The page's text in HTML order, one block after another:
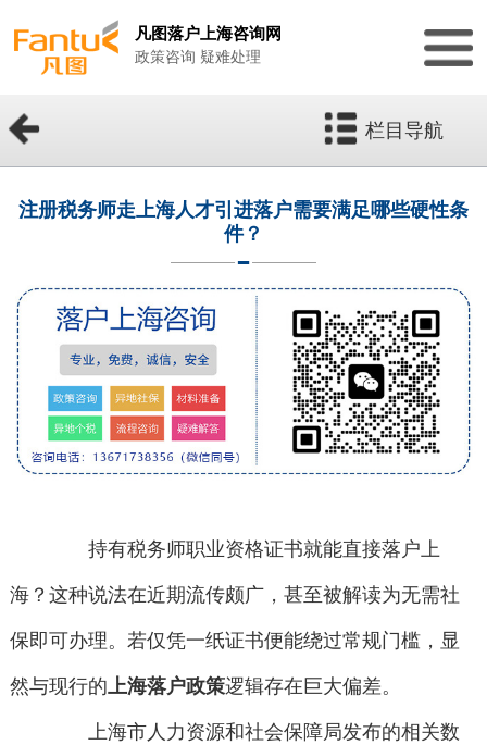
凡图落户上海咨询网
政策咨询 疑难处理
栏目导航
注册税务师走上海人才引进落户需要满足哪些硬性条
件？
持有税务师职业资格证书就能直接落户上
海？这种说法在近期流传颇广，甚至被解读为无需社
保即可办理。若仅凭一纸证书便能绕过常规门槛，显
然与现行的上海落户政策逻辑存在巨大偏差。
上海市人力资源和社会保障局发布的相关数